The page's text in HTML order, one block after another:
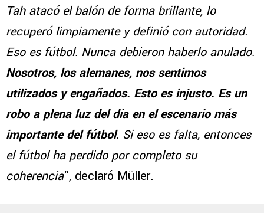
Tah atacó el balón de forma brillante, lo
recuperó limpiamente y definió con autoridad.
Eso es fútbol. Nunca debieron haberlo anulado.
Nosotros, los alemanes, nos sentimos
utilizados y engañados. Esto es injusto. Es un
robo a plena luz del día en el escenario más
importante del fútbol. Si eso es falta, entonces
el fútbol ha perdido por completo su
coherencia“, declaró Müller.